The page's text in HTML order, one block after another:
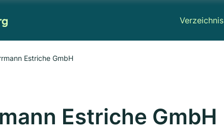
Verzeichnis
Estriche GmbH
Estriche GmbH